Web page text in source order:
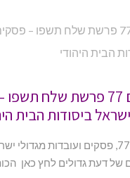
גליון דעת גדולים 77 פרשת
ביסודות הבית
עלון דעת גדולים מס' 77, פסקים ועובדות
של דעת גדולים לחץ כאן